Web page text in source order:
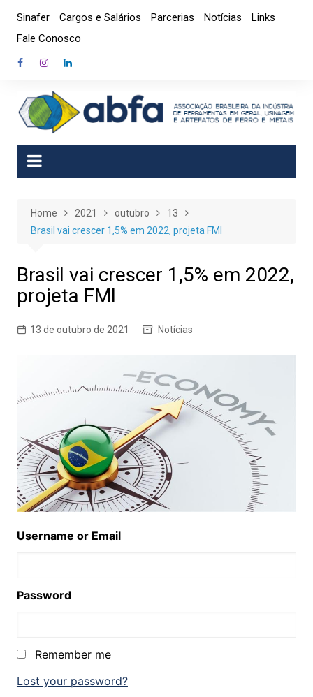
content
Sinafer Cargos e Salários Parcerias Notícias
Links
Fale Conosco
Home 2021 outubro
13
Brasil vai crescer 1,5% em 2022, projeta FMI
Brasil vai crescer 1,5% em 2022,
projeta FMI
13 de outubro de 2021 Notícias
Username or Email
Password
Remember me
Lost your password?